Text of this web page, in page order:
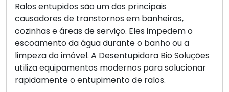
Ralos entupidos são um dos principais
causadores de transtornos em banheiros,
cozinhas e áreas de serviço. Eles impedem o
escoamento da água durante o banho ou a
limpeza do imóvel. A Desentupidora Bio Soluções
utiliza equipamentos modernos para solucionar
rapidamente o entupimento de ralos.